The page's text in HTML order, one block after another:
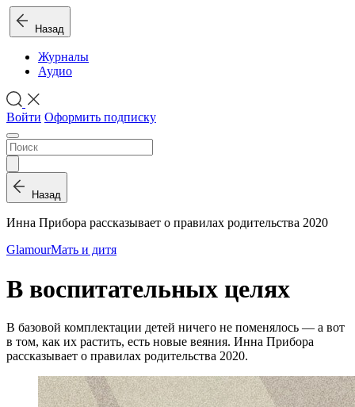
Назад
Журналы
Аудио
Войти Оформить подписку
Назад
Инна Прибора рассказывает о правилах родительства 2020
GlamourМать и дитя
В воспитательных целях
В базовой комплектации детей ничего не поменялось — а вот
в том, как их растить, есть новые веяния. Инна Прибора
рассказывает о правилах родительства 2020.